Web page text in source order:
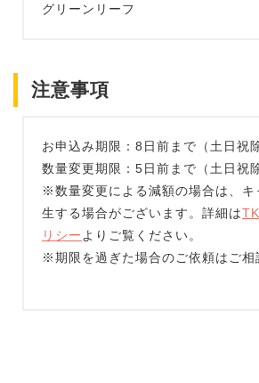
グリーンリーフ
注意事項
お申込み期限：8日前まで（土日祝
数量変更期限：5日前まで（土日祝
※数量変更による減額の場合は、キ
生する場合がございます。詳細は
リシー よりご覧ください。
※期限を過ぎた場合のご依頼はご相